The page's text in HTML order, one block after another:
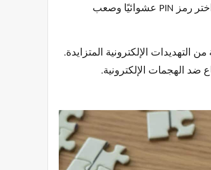
بالنسبة لرموز PIN، تجنب استخدام رموز سهلة التخمين مثل “1234” أو “0000” أو تاريخ ميلادك. اختر رمز PIN عشوائيًا وصعب
الإلكترونية المتزايدة.
ضد الهجمات الإلكترونية.